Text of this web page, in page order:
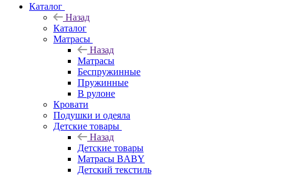
Каталог
Назад
Каталог
Матрасы
Назад
Матрасы
Беспружинные
Пружинные
В рулоне
Кровати
Подушки и одеяла
Детские товары
Назад
Детские товары
Матрасы BABY
Детский текстиль